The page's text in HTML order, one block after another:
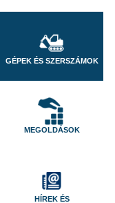
GÉPEK ÉS SZERSZÁMOK
MEGOLDÁSOK
HÍREK ÉS